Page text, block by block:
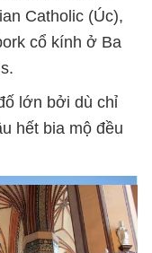
Catholic (Úc),
cổ kính ở Ba
lớn bởi dù chỉ
hết bia mộ đều